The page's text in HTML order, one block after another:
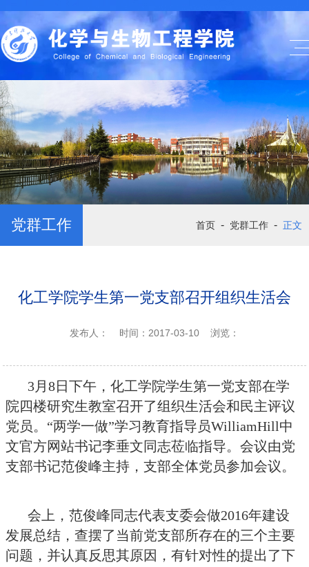
党群工作 首页 - 党群工作 - 正文
化工学院学生第一党支部召开组织生活会
发布人： 时间：2017-03-10 浏览：
3月8日下午，化工学院学生第一党支部在学
院四楼研究生教室召开了组织生活会和民主评议
党员。 “两学一做”学习教育指导员WilliamHill中
文官方网站书记李垂文同志莅临指导。会议由党
支部书记范俊峰主持，支部全体党员参加会议。
会上，范俊峰同志代表支委会做2016年建设
发展总结，查摆了当前党支部所存在的三个主要
问题，并认真反思其原因，有针对性的提出了下